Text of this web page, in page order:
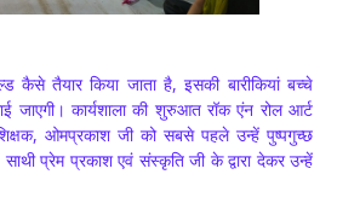
कैसे तैयार किया जाता है, इसकी बारीकियां बच्चे
जाएगी। कार्यशाला की शुरुआत रॉक एंन रोल आर्ट
ओमप्रकाश जी को सबसे पहले उन्हें पुष्पगुच्छ
प्रेम प्रकाश एवं संस्कृति जी के द्वारा देकर उन्हें